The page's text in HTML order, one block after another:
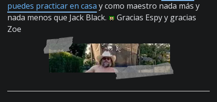
puedes practicar en casa y como maestro nada más y
nada menos que Jack Black.
Gracias Espy y gracias
Zoe